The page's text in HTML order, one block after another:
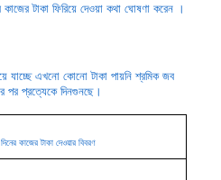
টাকা ফিরিয়ে দেওয়া কথা ঘোষণা করেন ।
যাচ্ছে এখনো কোনো টাকা পায়নি শ্রমিক জব
পর প্রত্যেকে দিনগুনছে।
কাজের টাকা দেওয়ার বিবরণ